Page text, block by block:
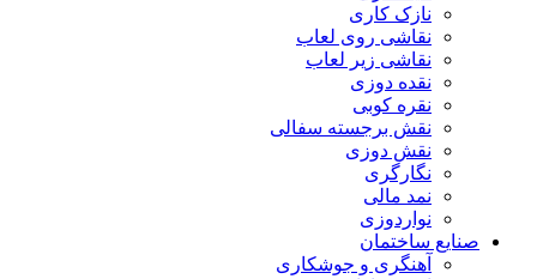
نازک کاری
نقاشی روی لعاب
نقاشی زیر لعاب
نقده دوزی
نقره کوبی
نقش برجسته سفالی
نقش دوزی
نگارگری
نمد مالی
نواردوزی
صنایع ساختمان
آهنگری و جوشکاری